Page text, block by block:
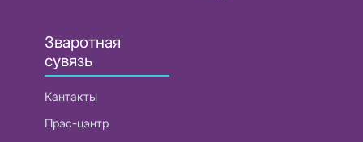
Зваротная
сувязь
Кантакты
Прэс-цэнтр